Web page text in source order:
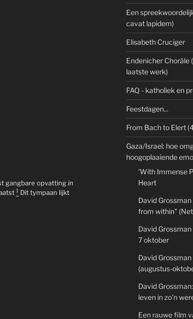
gangbare opvattingin
1 Dit tympaan lijkt
Een
cavat lapidem)
Elisabeth Cruciger
Endenicher Choräle
laatste werk)
FAQ - katholiek en
Feestdagen...
From Bach to Elert
Gaza/Israel: hoe
hoogoplaaiende
'With Immense
Heart
David
from within"
David
7 oktober
David
(augustus-
David
leven in zo'n
Een rauwe film